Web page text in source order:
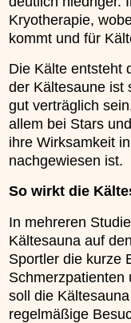
Kryotherapie,
kommt und für
Die Kälte entsteht
der Kältesaune ist
gut verträglich
allem bei Stars
ihre Wirksamkeit
nachgewiesen ist.
So wirkt die
In mehreren
Kältesauna auf
Sportler die kurze
Schmerzpatienten
soll die
regelmäßige